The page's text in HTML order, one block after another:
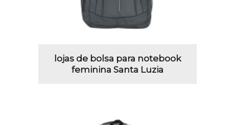
lojas de bolsa para notebook
feminina Santa Luzia